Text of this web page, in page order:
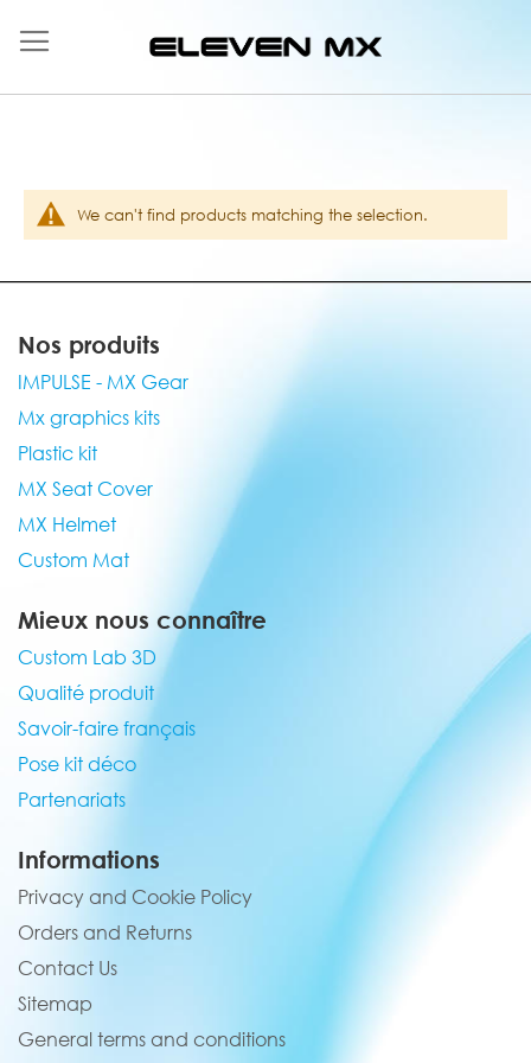
to
Content
We can't find products matching the selection.
Nos produits
IMPULSE - MX Gear
Mx graphics kits
Plastic kit
MX Seat Cover
MX Helmet
Custom Mat
Mieux nous connaître
Custom Lab 3D
Qualité produit
Savoir-faire français
Pose kit déco
Partenariats
Informations
Privacy and Cookie Policy
Orders and Returns
Contact Us
Sitemap
General terms and conditions